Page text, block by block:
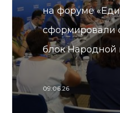
на форуме
сформировали
блок
09.06.26